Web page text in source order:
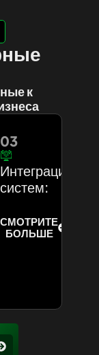
к
03
Интеграция
систем:
СМОТРИТЕ
БОЛЬШЕ